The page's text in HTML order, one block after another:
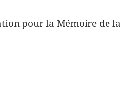
pour la Mémoire de la